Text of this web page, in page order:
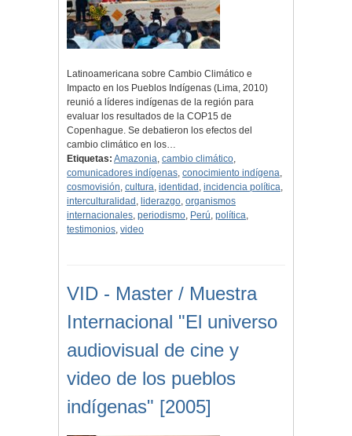
Latinoamericana sobre Cambio Climático e
Impacto en los Pueblos Indígenas (Lima, 2010)
reunió a líderes indígenas de la región para
evaluar los resultados de la COP15 de
Copenhague. Se debatieron los efectos del
cambio climático en los…
Etiquetas: Amazonia, cambio climático,
comunicadores indígenas, conocimiento indígena,
cosmovisión, cultura, identidad , incidencia política,
interculturalidad , liderazgo, organismos
internacionales, periodismo, Perú, política,
testimonios, video
VID - Master / Muestra
Internacional "El universo
audiovisual de cine y
video de los pueblos
indígenas" [2005]